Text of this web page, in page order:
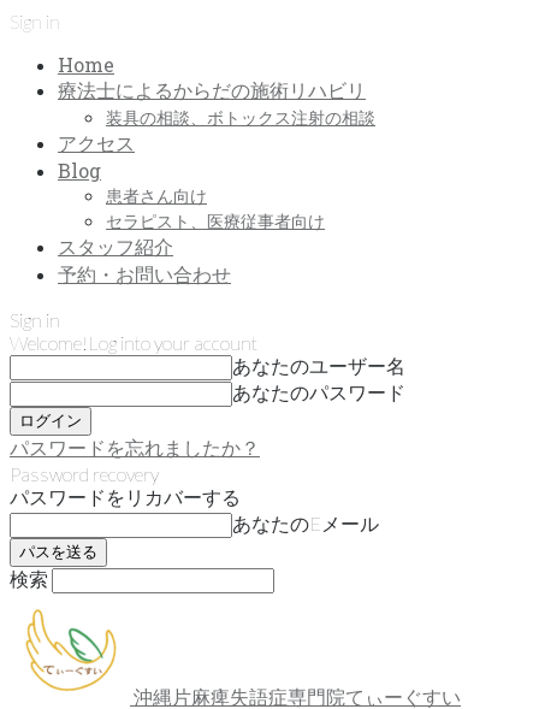
Sign in
Home
療法士によるからだの施術リハビリ
装具の相談、ボトックス注射の相談
アクセス
Blog
患者さん向け
セラピスト、医療従事者向け
スタッフ紹介
予約・お問い合わせ
Sign in
Welcome! Log into your account
あなたのユーザー名
あなたのパスワード
パスワードを忘れましたか？
Password recovery
パスワードをリカバーする
あなたのEメール
検索
沖縄片麻痺失語症専門院てぃーぐすい